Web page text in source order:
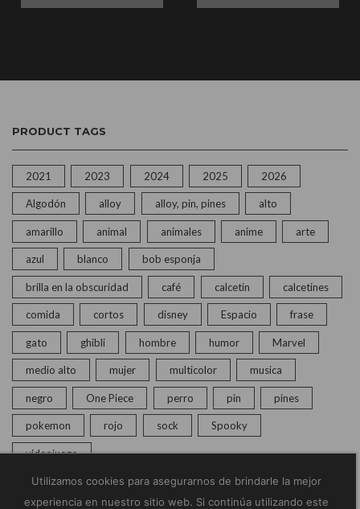
PRODUCT TAGS
2021 2023 2024 2025 2026
Algodón alloy alloy, pin, pines alto
amarillo animal animales anime arte
azul blanco bob esponja
brilla en la obscuridad café calcetin calcetines
comida cortos disney Espacio frase
gato ghibli hombre humor Marvel
medio alto mujer multicolor musica
negro One Piece perro pin pines
pokemon rojo sock Spooky
videojuego
Utilizamos cookies para asegurarnos de brindarle la mejor
experiencia en nuestro sitio web. Si continúa utilizando este